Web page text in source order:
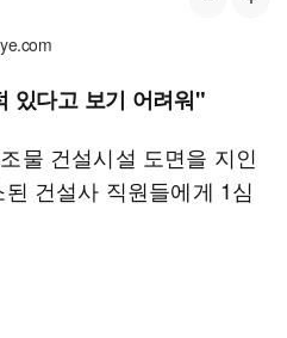
있다고 보기 어려워"
물 건설시설 도면을 지인
건설사 직원들에게 1심